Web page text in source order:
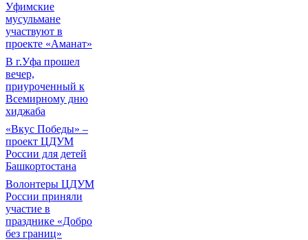
Уфимские
мусульмане
участвуют в
проекте «Аманат»
В г.Уфа прошел
вечер,
приуроченный к
Всемирному дню
хиджаба
«Вкус Победы» –
проект ЦДУМ
России для детей
Башкортостана
Волонтеры ЦДУМ
России приняли
участие в
празднике «Добро
без границ»